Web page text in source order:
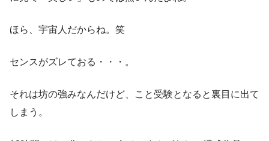
ほら、宇宙人だからね。笑
センスがズレておる・・・。
それは坊の強みなんだけど、こと受験となると裏目に出て
しまう。